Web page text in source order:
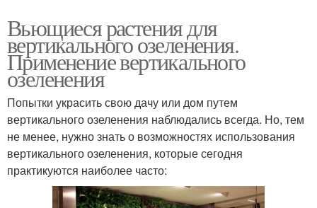
Вьющиеся растения для
вертикального озеленения.
Применение вертикального
озеленения
Попытки украсить свою дачу или дом путем
вертикального озеленения наблюдались всегда. Но, тем
не менее, нужно знать о возможностях использования
вертикального озеленения, которые сегодня
практикуются наиболее часто: